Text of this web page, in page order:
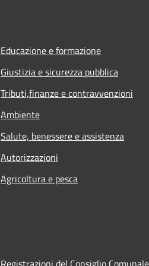
Educazione e formazione
Giustizia e sicurezza pubblica
Tributi,finanze e contravvenzioni
Ambiente
Salute, benessere e assistenza
Autorizzazioni
Agricoltura e pesca